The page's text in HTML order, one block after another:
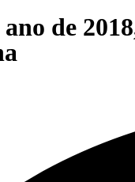
de